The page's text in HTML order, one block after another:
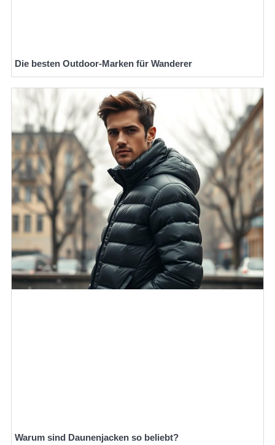
Die besten Outdoor-Marken für Wanderer
Warum sind Daunenjacken so beliebt?